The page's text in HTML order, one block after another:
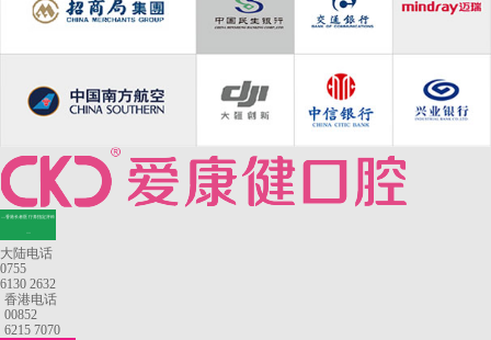
—香港长者医疗券指定牙科
大陆电话
0755
6130 2632
香港电话
00852
6215 7070